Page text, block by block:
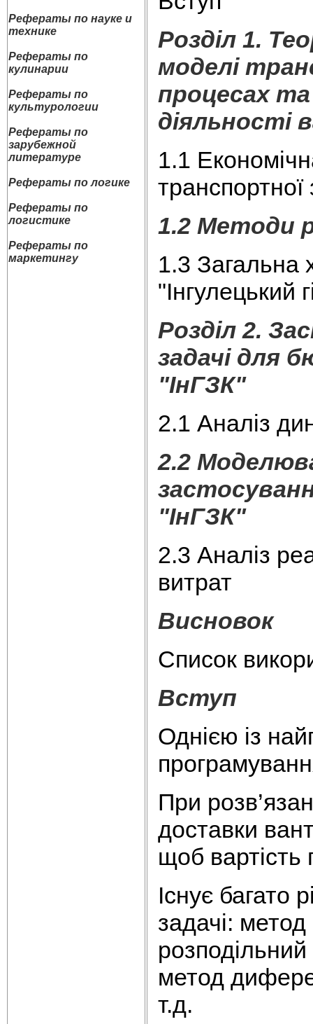
Рефераты по науке и
технике
Рефераты по
кулинарии
Рефераты по
культурологии
Рефераты по
зарубежной
литературе
Рефераты по логике
Рефераты по
логистике
Рефераты по
маркетингу
Розділ 1.
моделі
процесах
діяльності
1.1
транспортної
1.2 Методи
1.3 Загальна
"Інгулецький
Розділ 2.
задачі для
"ІнГЗК"
2.1 Аналіз
2.2
"ІнГЗК"
2.3 Аналіз
витрат
Висновок
Список
Вступ
Однією із
При
доставки
щоб
Існує багато
задачі:
метод
т.д.